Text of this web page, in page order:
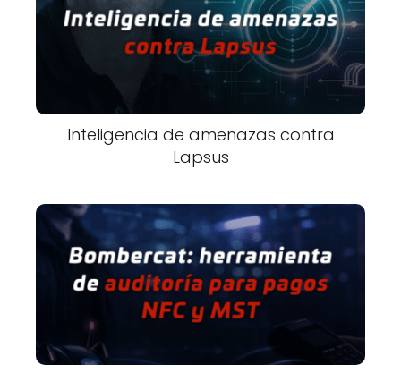
Inteligencia de amenazas contra
Lapsus